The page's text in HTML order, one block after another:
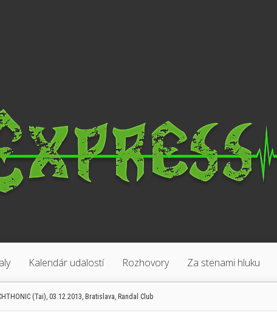
Kalendár udalostí Rozhovory Za stenami hluku
(Tai), 03.12.2013, Bratislava, Randal Club